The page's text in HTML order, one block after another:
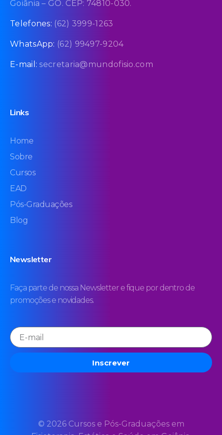
Goiânia – GO. CEP: 74810-030.
Telefones: (62) 3999-1263
WhatsApp: (62) 99497-9204
E-mail: secretaria@mundofisio.com
Links
Home
Sobre
Cursos
EAD
Pós-Graduações
Blog
Newsletter
Faça parte de nossa Newsletter e fique por dentro de
promoções e novidades.
Inscrever
© 2026 Cursos e Pós-Graduações em